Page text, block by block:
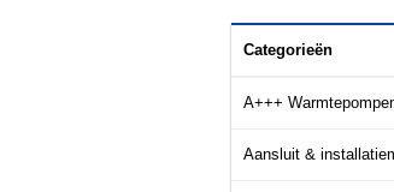
Categorieën
A+++
Aansluit &